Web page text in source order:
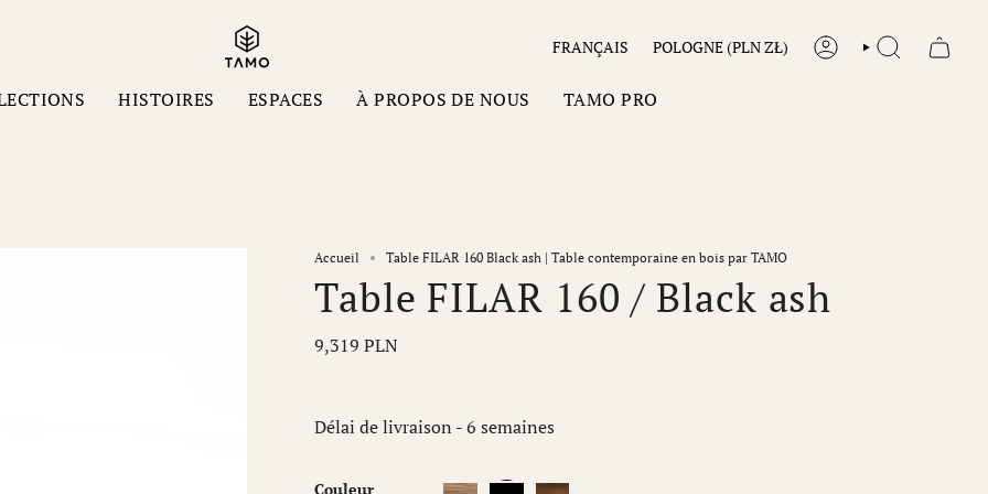
LANGUE
FRANÇAIS DEVISE POLOGNE (PLN ZŁ) COMPTE RECHERCHE
HISTOIRES ESPACES À PROPOS DE NOUS TAMO PRO
Accueil Table FILAR 160 Black ash | Table contemporaine en bois par TAMO
Table FILAR 160 / Black ash
9,319 PLN
Délai de livraison - 6 semaines
Couleur
Natur
Dark